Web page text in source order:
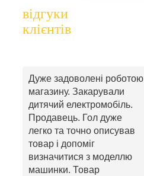
відгуки
клієнтів
Дуже задоволені роботою
магазину. Закарували
дитячий електромобіль.
Продавець. Гол дуже
легко та точно описував
товар і допоміг
визначитися з моделлю
машинки. Товар